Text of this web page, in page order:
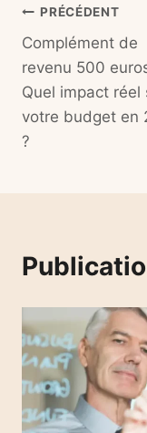
Navigation
de
l’article
PRÉCÉDENT
Complément de
revenu 500
Quel impact réel
votre budget en
?